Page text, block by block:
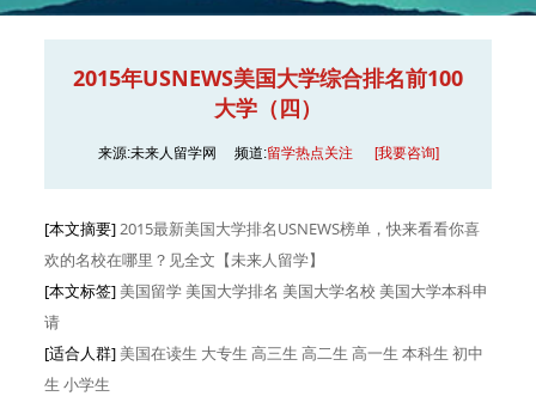
2015年USNEWS美国大学综合排名前100
大学（四）
来源:未来人留学网 频道:留学热点关注 [我要咨询]
[本文摘要]2015最新美国大学排名USNEWS榜单，快来看看你喜
欢的名校在哪里？见全文【未来人留学】
[本文标签] 美国留学 美国大学排名 美国大学名校 美国大学本科申
请
[适合人群] 美国在读生 大专生 高三生 高二生 高一生 本科生 初中
生 小学生